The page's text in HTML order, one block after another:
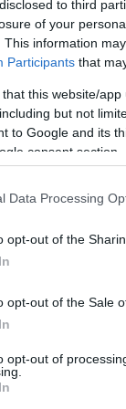
to third
of your
This information
Participants that
that this website/
but not
to Google and its
consent section.
Data Processing
opt-out of the
opt-out of the Sale
opt-out of
της
και
μία
έκαναν